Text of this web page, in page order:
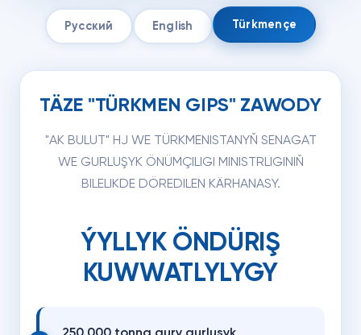
Русский English Türkmençe
TÄZE "TÜRKMEN GIPS" ZAWODY
"AK BULUT" HJ WE TÜRKMENISTANYŇ SENAGAT
WE GURLUŞYK ÖNÜMÇILIGI MINISTRLIGINIŇ
BILELIKDE DÖREDILEN KÄRHANASY.
ÝYLLYK ÖNDÜRIŞ
KUWWATLYLYGY